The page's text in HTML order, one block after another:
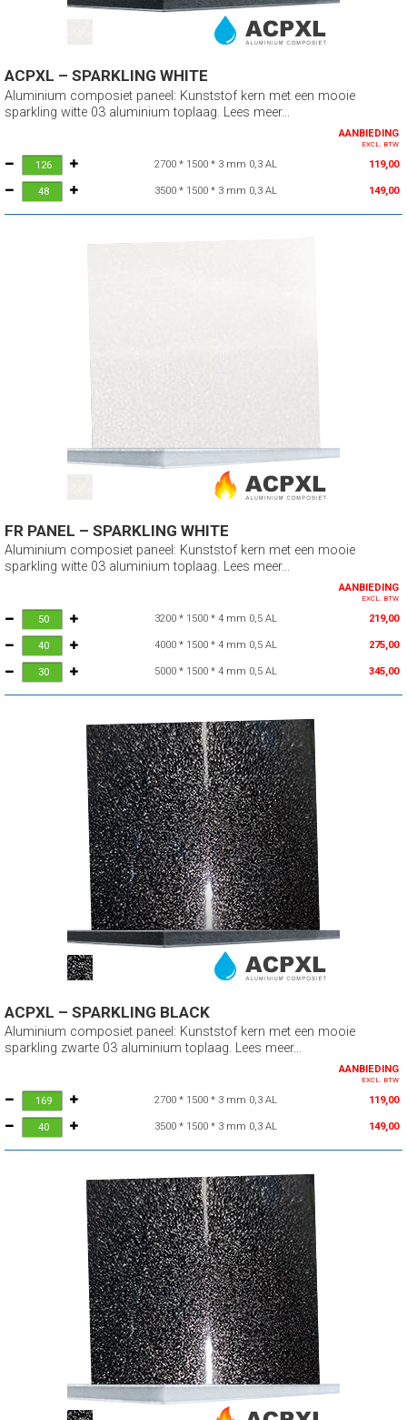
ACPXL – SPARKLING WHITE
Aluminium composiet paneel: Kunststof kern met een mooie
sparkling witte 03 aluminium toplaag. Lees meer...
AANBIEDING
EXCL. BTW
2700 * 1500 * 3 mm 0,3 AL 119,00
3500 * 1500 * 3 mm 0,3 AL 149,00
FR PANEL – SPARKLING WHITE
Aluminium composiet paneel: Kunststof kern met een mooie
sparkling witte 03 aluminium toplaag. Lees meer...
AANBIEDING
EXCL. BTW
3200 * 1500 * 4 mm 0,5 AL 219,00
4000 * 1500 * 4 mm 0,5 AL 275,00
5000 * 1500 * 4 mm 0,5 AL 345,00
ACPXL – SPARKLING BLACK
Aluminium composiet paneel: Kunststof kern met een mooie
sparkling zwarte 03 aluminium toplaag. Lees meer...
AANBIEDING
EXCL. BTW
2700 * 1500 * 3 mm 0,3 AL 119,00
3500 * 1500 * 3 mm 0,3 AL 149,00